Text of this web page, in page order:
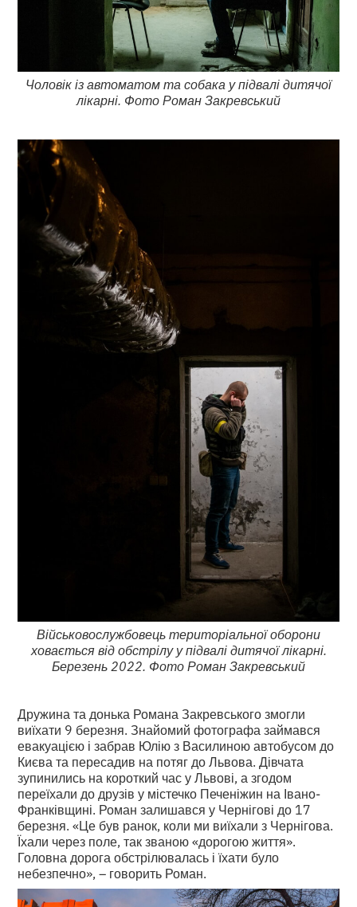
Чоловік із автоматом та собака у підвалі дитячої
лікарні. Фото Роман Закревський
Військовослужбовець територіальної оборони
ховається від обстрілу у підвалі дитячої лікарні.
Березень 2022. Фото Роман Закревський
Дружина та донька Романа Закревського змогли
виїхати 9 березня. Знайомий фотографа займався
евакуацією і забрав Юлію з Василиною автобусом до
Києва та пересадив на потяг до Львова. Дівчата
зупинились на короткий час у Львові, а згодом
переїхали до друзів у містечко Печеніжин на Івано-
Франківщині. Роман залишався у Чернігові до 17
березня. «Це був ранок, коли ми виїхали з Чернігова.
Їхали через поле, так званою «дорогою життя».
Головна дорога обстрілювалась і їхати було
небезпечно», – говорить Роман.